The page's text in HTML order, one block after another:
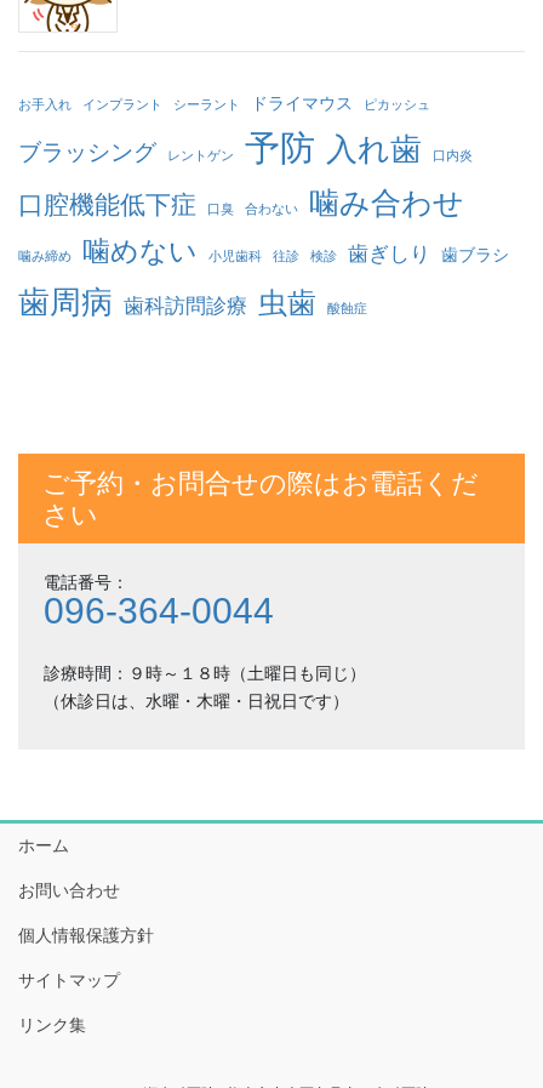
お手入れ インプラント シーラント ドライマウス ピカッシュ
ブラッシング レントゲン 予防 入れ歯 口内炎
口腔機能低下症 口臭 合わない 噛み合わせ
噛み締め 噛めない 小児歯科 往診 検診 歯ぎしり 歯ブラシ
歯周病 歯科訪問診療 虫歯 酸蝕症
ご予約・お問合せの際はお電話くだ
さい
電話番号：
096-364-0044
診療時間：９時～１８時（土曜日も同じ）
（休診日は、水曜・木曜・日祝日です）
ホーム
お問い合わせ
個人情報保護方針
サイトマップ
リンク集